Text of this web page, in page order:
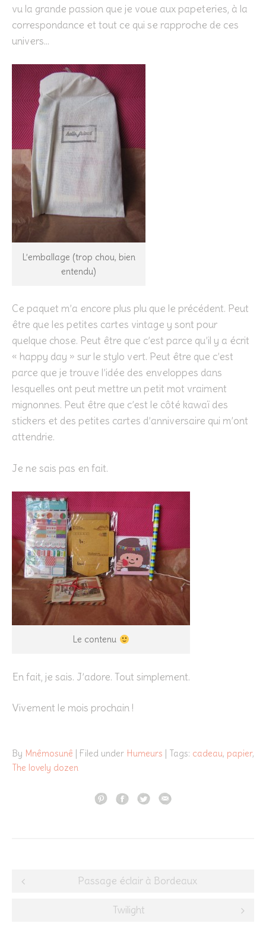
vu la grande passion que je voue aux papeteries, à la
correspondance et tout ce qui se rapproche de ces
univers…
L’emballage (trop chou, bien
entendu)
Ce paquet m’a encore plus plu que le précédent. Peut
être que les petites cartes vintage y sont pour
quelque chose. Peut être que c’est parce qu’il y a écrit
« happy day » sur le stylo vert. Peut être que c’est
parce que je trouve l’idée des enveloppes dans
lesquelles ont peut mettre un petit mot vraiment
mignonnes. Peut être que c’est le côté kawaï des
stickers et des petites cartes d’anniversaire qui m’ont
attendrie.
Je ne sais pas en fait.
Le contenu
En fait, je sais. J’adore. Tout simplement.
Vivement le mois prochain !
By Mnêmosunê | Filed under Humeurs | Tags: cadeau, papier,
The lovely dozen
Post
Passage éclair à Bordeaux
Twilight